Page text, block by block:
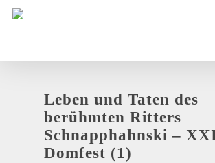
Leben und Taten des
berühmten Ritters
Schnapphahnski –
Domfest (1)